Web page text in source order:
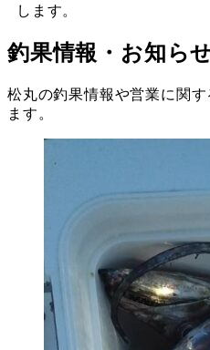
します。
釣果情報・お知ら
松丸の釣果情報や営業に関
ます。